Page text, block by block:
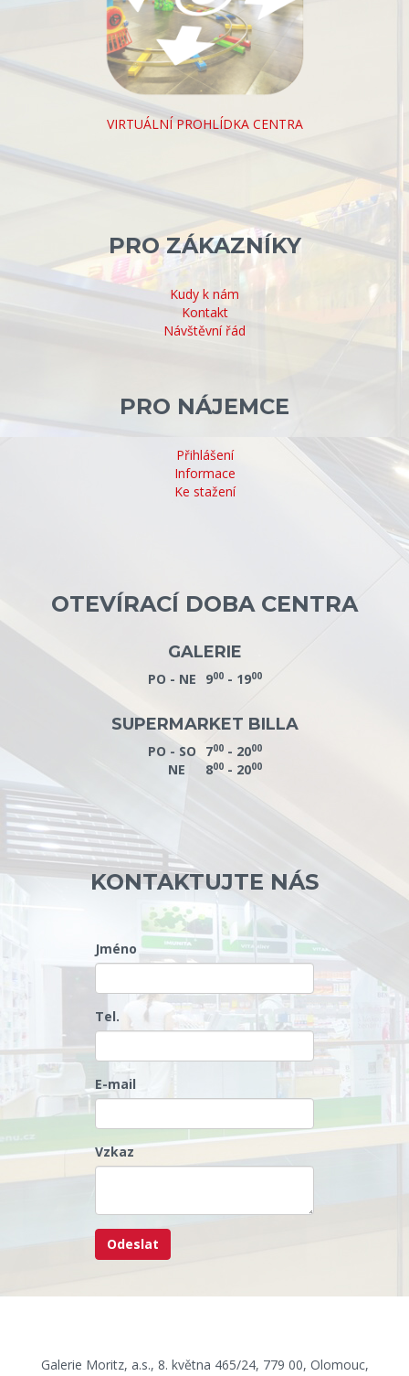
VIRTUÁLNÍ PROHLÍDKA CENTRA
PRO ZÁKAZNÍKY
Kudy k nám
Kontakt
Návštěvní řád
PRO NÁJEMCE
Přihlášení
Informace
Ke stažení
OTEVÍRACÍ DOBA CENTRA
GALERIE
PO - NE 900- 1900
SUPERMARKET BILLA
PO - SO 700- 2000
NE 800- 2000
KONTAKTUJTE NÁS
Jméno
Tel.
E-mail
Vzkaz
Galerie Moritz, a.s., 8. května 465/24, 779 00, Olomouc,